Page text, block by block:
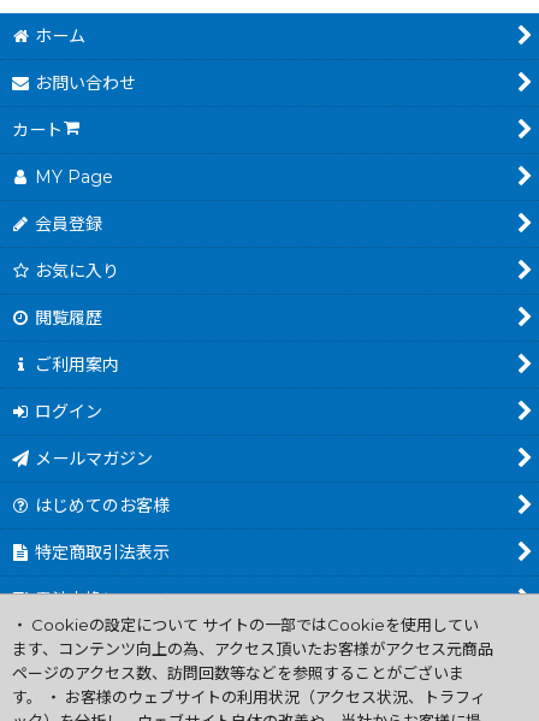
ホーム
お問い合わせ
カート
MY Page
会員登録
お気に入り
閲覧履歴
ご利用案内
ログイン
メールマガジン
はじめてのお客様
特定商取引法表示
電池交換について
商品カテゴリ一覧
Worldwide Shipping Guide
・ Cookieの設定について サイトの一部ではCookieを使用してい
ます、コンテンツ向上の為、アクセス頂いたお客様がアクセス元商品
ページのアクセス数、訪問回数等などを参照することがございま
す。 ・ お客様のウェブサイトの利用状況（アクセス状況、トラフィ